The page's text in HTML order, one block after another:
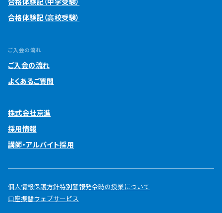
合格体験記（高校受験）
ご入会の流れ
ご入会の流れ
よくあるご質問
株式会社京進
採用情報
講師・アルバイト採用
個人情報保護方針特別警報発令時の授業について
口座振替ウェブサービス